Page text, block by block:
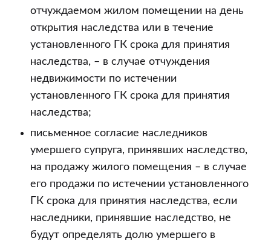
отчуждаемом жилом помещении на день
открытия наследства или в течение
установленного ГК срока для принятия
наследства, – в случае отчуждения
недвижимости по истечении
установленного ГК срока для принятия
наследства;
письменное согласие наследников
умершего супруга, принявших наследство,
на продажу жилого помещения – в случае
его продажи по истечении установленного
ГК срока для принятия наследства, если
наследники, принявшие наследство, не
будут определять долю умершего в